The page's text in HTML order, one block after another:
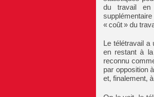
du travail en
« coût » du
Le télétravail a
en restant à
reconnu
par opposition
et, finalement,